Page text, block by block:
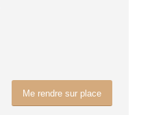
Me rendre sur place